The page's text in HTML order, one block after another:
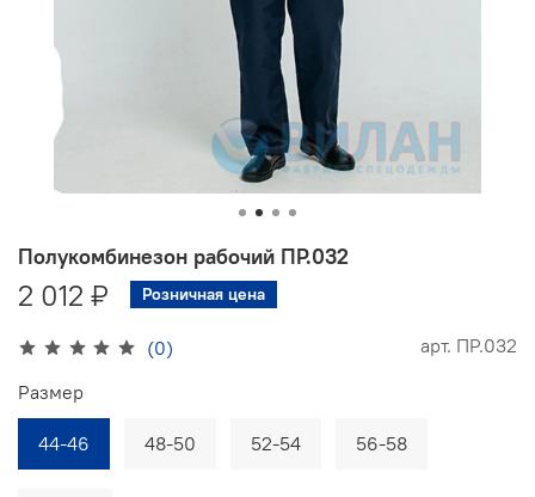
(0) арт. ПР.032
Полукомбинезон рабочий ПР.032
2 012 ₽ Розничная цена
Размер
44-46 48-50 52-54 56-58